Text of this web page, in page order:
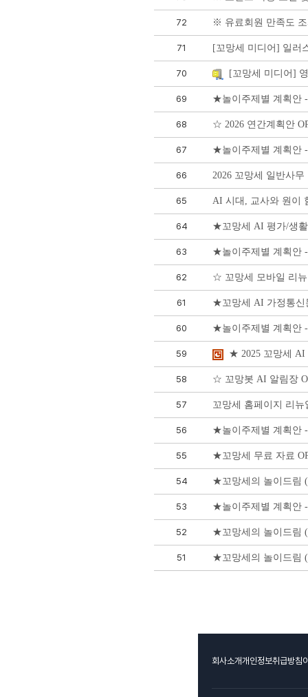
72 ※ 유료회원 만족도
71 [꼬망세 미디어] 일러
70 [꼬망세 미디어]
69 ★놀이주제별 계획안
68 ☆ 2026 연간계획안
67 ★놀이주제별 계획안
66 2026 꼬망세 일반사
65 AI 시대, 교사와 원이
64 ★꼬망세 AI 평가/생
63 ★놀이주제별 계획안
62 ☆ 꼬망세 모바일 리
61 ★꼬망세 AI 가정통신
60 ★놀이주제별 계획안
59 ★ 2025 꼬망세
58 ☆ 꼬망봇 AI 알림장
57 꼬망세 홈페이지 리뉴
56 ★놀이주제별 계획안
55 ★꼬망세 무료 자료
54 ★꼬망세의 놀이드
53 ★놀이주제별 계획안
52 ★꼬망세의 놀이드
51 ★꼬망세의 놀이드
회사소개개인정보취급방침